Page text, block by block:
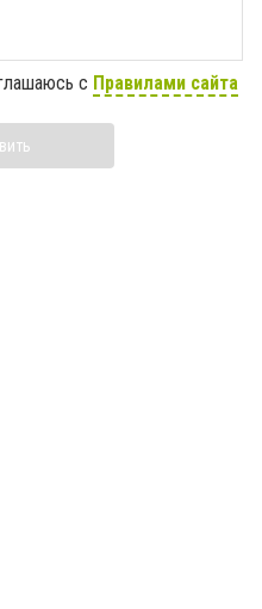
с Правилами сайта